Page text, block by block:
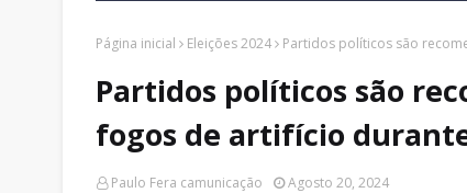
Página inicial Eleições 2024 Partidos políticos são
Partidos políticos são
fogos de artifício
Paulo Fera camunicação Agosto 20, 2024